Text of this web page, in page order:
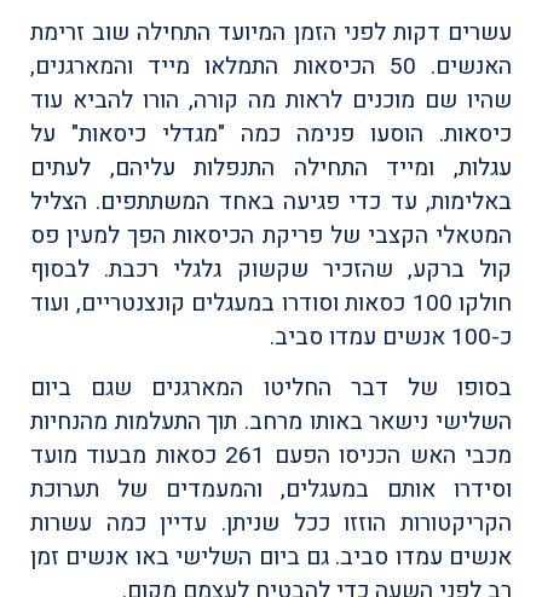
עשרים דקות לפני הזמן המיועד התחילה שוב זרימת
האנשים. 50 הכיסאות התמלאו מייד והמארגנים,
שהיו שם מוכנים לראות מה קורה, הורו להביא עוד
כיסאות. הוסעו פנימה כמה "מגדלי כיסאות" על
עגלות, ומייד התחילה התנפלות עליהם, לעתים
באלימות, עד כדי פגיעה באחד המשתתפים. הצליל
המטאלי הקצבי של פריקת הכיסאות הפך למעין פס
קול ברקע, שהזכיר שקשוק גלגלי רכבת. לבסוף
חולקו 100 כסאות וסודרו במעגלים קונצנטריים, ועוד
כ-100 אנשים עמדו סביב.
בסופו של דבר החליטו המארגנים שגם ביום
השלישי נישאר באותו מרחב. תוך התעלמות מהנחיות
מכבי האש הכניסו הפעם 261 כסאות מבעוד מועד
וסידרו אותם במעגלים, והמעמדים של תערוכת
הקריקטורות הוזזו ככל שניתן. עדיין כמה עשרות
אנשים עמדו סביב. גם ביום השלישי באו אנשים זמן